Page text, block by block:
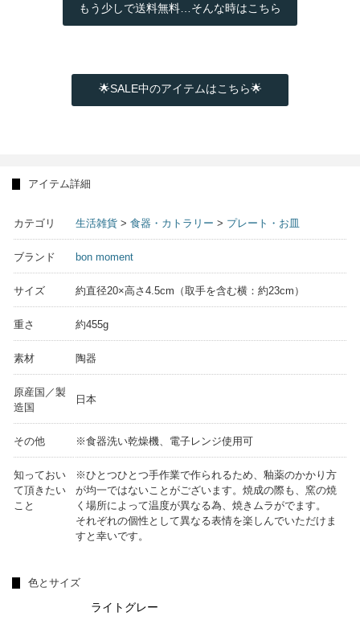
もう少しで送料無料…そんな時はこちら
🌟SALE中のアイテムはこちら🌟
アイテム詳細
カテゴリ 生活雑貨 > 食器・カトラリー > プレート・お皿
ブランド bon moment
サイズ 約直径20×高さ4.5cm（取手を含む横：約23cm）
重さ 約455g
素材 陶器
原産国／製
造国
日本
その他 ※食器洗い乾燥機、電子レンジ使用可
知っておい
て頂きたい
こと
※ひとつひとつ手作業で作られるため、釉薬のかかり方
が均一ではないことがございます。焼成の際も、窯の焼
く場所によって温度が異なる為、焼きムラがでます。
それぞれの個性として異なる表情を楽しんでいただけま
すと幸いです。
色とサイズ
ライトグレー